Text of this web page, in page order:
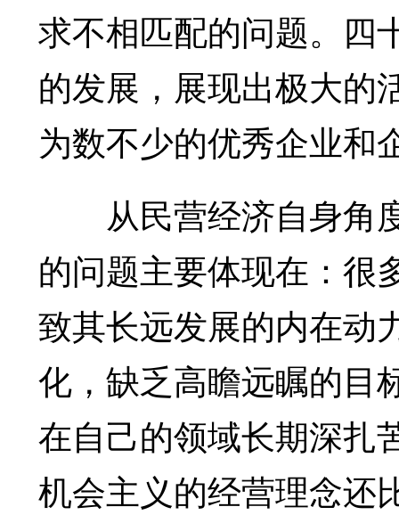
求不相匹配的问题。四
的发展，展现出极大的
为数不少的优秀企业和
从民营经济自身角
的问题主要体现在：很
致其长远发展的内在动
化，缺乏高瞻远瞩的目
在自己的领域长期深扎
机会主义的经营理念还